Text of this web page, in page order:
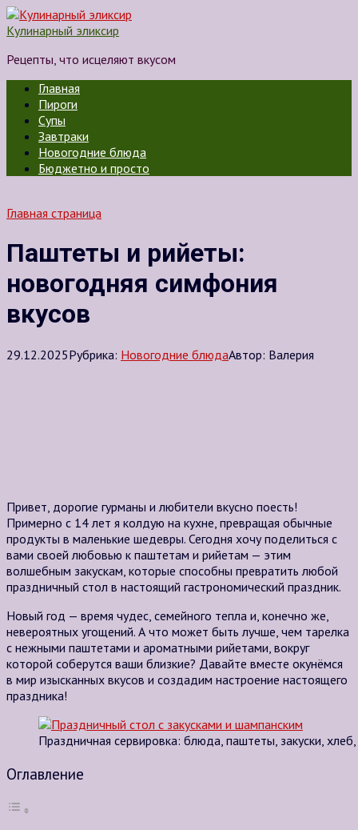
Перейти
к
Кулинарный эликсир
Рецепты, что исцеляют вкусом
Главная
Пироги
Супы
Завтраки
Новогодние блюда
Бюджетно и просто
Главная страница
Паштеты и рийеты:
новогодняя симфония
вкусов
29.12.2025Рубрика: Новогодние блюдаАвтор: Валерия
Привет, дорогие гурманы и любители вкусно поесть!
Примерно с 14 лет я колдую на кухне, превращая обычные
продукты в маленькие шедевры. Сегодня хочу поделиться с
вами своей любовью к паштетам и рийетам — этим
волшебным закускам, которые способны превратить любой
праздничный стол в настоящий гастрономический праздник.
Новый год — время чудес, семейного тепла и, конечно же,
невероятных угощений. А что может быть лучше, чем тарелка
с нежными паштетами и ароматными рийетами, вокруг
которой соберутся ваши близкие? Давайте вместе окунёмся
в мир изысканных вкусов и создадим настроение настоящего
праздника!
Праздничная сервировка: блюда, паштеты, закуски,
Оглавление